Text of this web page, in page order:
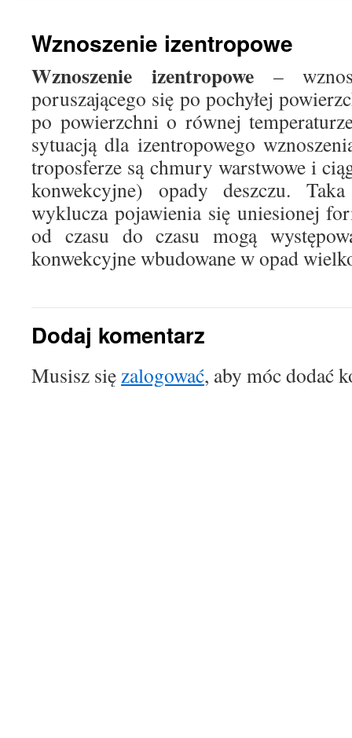
Wznoszenie izentropowe
Wznoszenie izentropowe–
poruszającego się po pochyłej
po powierzchni o równej
sytuacją dla izentropowego
troposferze są chmury warstwowe i
konwekcyjne) opady deszczu.
wyklucza pojawienia się uniesionej
od czasu do czasu mogą
konwekcyjne wbudowane w opad
Dodaj komentarz
Musisz sięzalogować, aby móc dodać